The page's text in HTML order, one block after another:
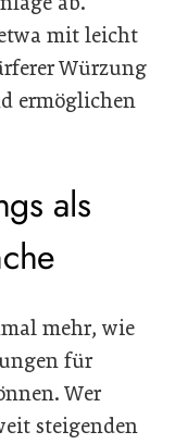
mit leicht
Würzung
ermöglichen
als
mehr, wie
für
Wer
steigenden